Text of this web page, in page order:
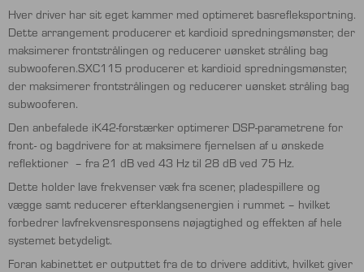
Hver driver har sit eget kammer med optimeret basrefleksportning.
Dette arrangement producerer et kardioid spredningsmønster, der
maksimerer frontstrålingen og reducerer uønsket stråling bag
subwooferen.SXC115 producerer et kardioid spredningsmønster,
der maksimerer frontstrålingen og reducerer uønsket stråling bag
subwooferen.
Den anbefalede iK42-forstærker optimerer DSP-parametrene for
front- og bagdrivere for at maksimere fjernelsen af u ønskede
reflektioner – fra 21 dB ved 43 Hz til 28 dB ved 75 Hz.
Dette holder lave frekvenser væk fra scener, pladespillere og
vægge samt reducerer efterklangsenergien i rummet – hvilket
forbedrer lavfrekvensresponsens nøjagtighed og effekten af ​​hele
systemet betydeligt.
Foran kabinettet er outputtet fra de to drivere additivt, hvilket giver